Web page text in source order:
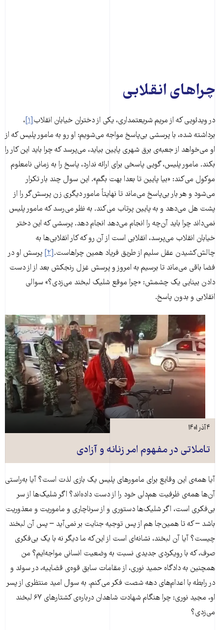
چراهای انقلابی
در ویدئویی که از مریم شریعتمداری، یکی از دختران خیابان انقلاب[۱] ،
برداشته شده، با پرسشی بی‌پاسخ مواجه می‌شویم: او رو به مامور پلیس که از
او می‌خواهد از جعبه‌ی برق شهری پایین بیاید، می‌پرسد که چرا باید این کار را
بکند. مامور پلیس، گویی پاسخی برای ارائه ندارد، پاسخ را به زمانی نامعلوم
موکول می‌کند: «بیا پایین تا بعدا بهت بگم». این سوال چند بار تکرار
می‌شود و هر بار بی‌پاسخ می‌ماند تا نهایتاً مامور دیگری زن پرسش‌گر را از
پشت هل می‌دهد و به پایین پرتاب می‌کند. به نظر می‌رسد که مامور پلیس
نمی‌داند چرا باید آن‌چه را انجام می‌دهد انجام دهد. پرسشی که این دختر
خیابان انقلاب می‌پرسد، انقلابی است از آن رو که کار انقلابی‌ها به
چالش‌کشیدن عقل سلیم از طریق فریاد همین چراهاست.[۲]
پرسش او در
فضا باقی می‌ماند تا برسیم به امروز و پرسش غزل رنجکش بعد از از دست‌
دادن بینایی یک چشمش: «چرا موقع شلیک لبخند می‌زدی؟» سوالی
انقلابی و بدون پاسخ.
تاملاتی در مفهوم امر زنانه و آزادی
۴ آذر ۱۴۰۱
آیا همه‌ی این وقایع برای مامورهای پلیس یک بازی لذت است؟ آیا به‌راستی
آن‌ها همه‌ی ظرفیت هم‌دلی خود را از دست داده‌اند؟ اگر شلیک‌ها از سر
بی‌فکری است، اگر شلیک‌ها دستوری و از سرناچاری و ماموریت و معذوریت
باشد – که تا همین‌جا هم از پس توجیه جنایت بر نمی‌آید – پس آن لبخند
چیست؟ آیا آن لبخند، نشانه‌ای است از این‌که ما دیگر نه با یک بی‌فکری
صرف، که با رویکردی جدیدی نسبت به وضعیت انسانی مواجه‌ایم؟ من
همچنین به دادگاه حمید نوری، از مقامات سابق قوه‌ی قضاییه، در سوئد و
در رابطه با اعدام‌های دهه شصت فکر می‌کنم. به سوال امید منتظری از پسر
او، مجید نوری: چرا هنگام شهادت شاهدان درباره‌ی کشتارهای ۶۷ لبخند
می‌زدی؟